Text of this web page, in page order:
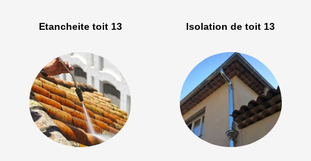
Etancheite toit 13 Isolation de toit 13